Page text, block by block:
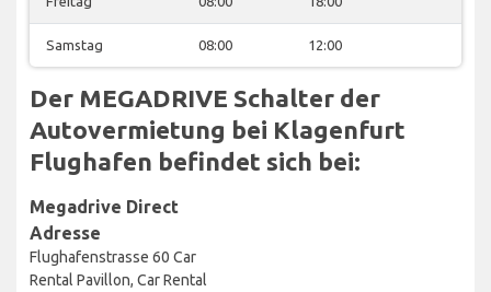
Samstag 08:00 12:00
Der MEGADRIVE Schalter der
Autovermietung bei Klagenfurt
Flughafen befindet sich bei:
Megadrive Direct
Adresse
Flughafenstrasse 60 Car
Rental Pavillon, Car Rental